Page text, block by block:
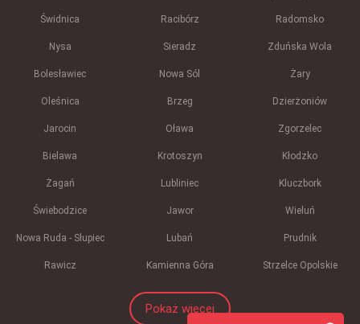
Świdnica Racibórz Radomsko
Nysa Sieradz Zduńska Wola
Bolesławiec Nowa Sól Żary
Oleśnica Brzeg Dzierżoniów
Jarocin Oława Zgorzelec
Bielawa Krotoszyn Kłodzko
Żagań Lubliniec Kluczbork
Świebodzice Jawor Wieluń
Nowa Ruda - Słupiec Lubań Prudnik
Rawicz Kamienna Góra Strzelce Opolskie
Pokaż więcej